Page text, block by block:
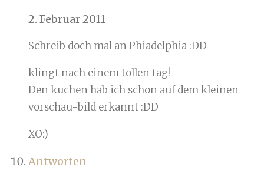
2. Februar 2011
Schreib doch mal an Phiadelphia :DD
klingt nach einem tollen tag!
Den kuchen hab ich schon auf dem kleinen
vorschau-bild erkannt :DD
XO:)
Antworten